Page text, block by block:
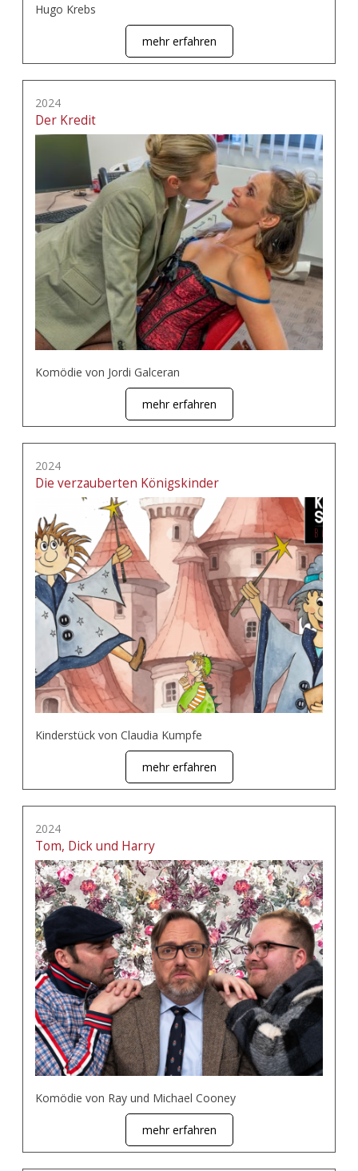
Hugo Krebs
mehr erfahren
2024
Der Kredit
Komödie von Jordi Galceran
mehr erfahren
2024
Die verzauberten Königskinder
Kinderstück von Claudia Kumpfe
mehr erfahren
2024
Tom, Dick und Harry
Komödie von Ray und Michael Cooney
mehr erfahren